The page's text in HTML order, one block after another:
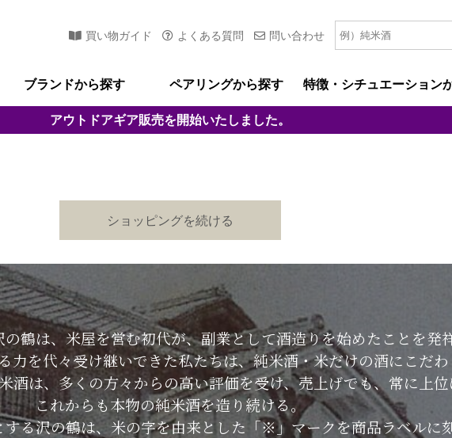
買い物ガイド よくある質問
問い合わせ
ブランドから探す ペアリングから探す 特徴・シチュエーション
アウトドアギア販売を開始いたしました。
ショッピングを続ける
鶴は、米屋を営む初代が、副業として酒造りを始めたことを発
力を代々受け継いできた私たちは、純米酒・米だけの酒にこだわ
酒は、多くの方々からの高い評価を受け、売上げでも、常に上位
これからも本物の純米酒を造り続ける。
る沢の鶴は、米の字を由来とした「※」マークを商品ラベルに